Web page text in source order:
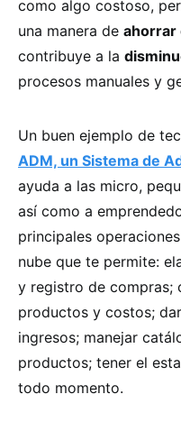
como algo costoso,
una manera de ahorrar
contribuye a la
procesos manuales y
Un buen ejemplo de
ADM, un Sistema de
ayuda a las micro,
así como a
principales
nube que te permite:
y registro de compras;
productos y costos;
ingresos; manejar
productos; tener el
todo momento.